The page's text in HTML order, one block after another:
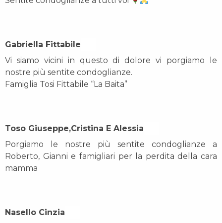
Gabriella Fittabile On
Vi siamo vicini in questo di dolore vi porgiamo le
nostre più sentite condoglianze.
Famiglia Tosi Fittabile “La Baita”
Toso Giuseppe,Cristina E Alessia On
Porgiamo le nostre più sentite condoglianze a
Roberto, Gianni e famigliari per la perdita della cara
mamma
Nasello Cinzia On